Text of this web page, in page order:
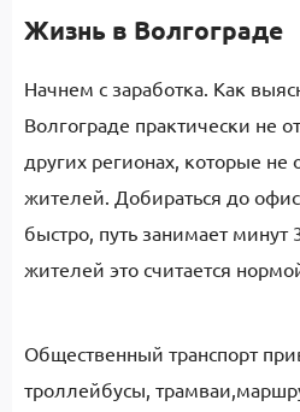
Жизнь в Волгограде
Начнем с заработка. Как
Волгограде практически не
других регионах, которые
жителей. Добираться до
быстро, путь занимает минут
жителей это считается
Общественный транспорт
троллейбусы,